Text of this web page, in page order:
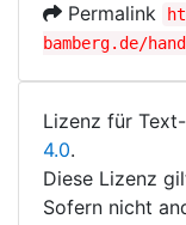
Permalink
bamberg.de/
Lizenz für
4.0.
Diese Lizenz
Sofern nicht